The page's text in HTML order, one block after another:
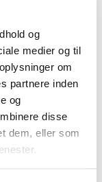
og
medier og til
om
partnere inden
og
disse
dem, eller som
,
TRS sort